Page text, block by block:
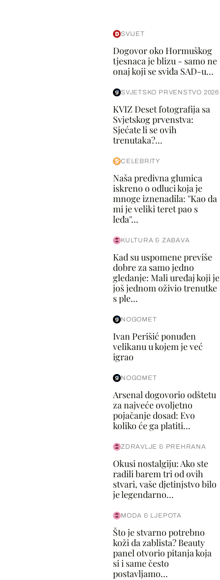
SVIJET
Dogovor oko Hormuškog
tjesnaca je blizu - samo ne
onaj koji se sviđa SAD-u...
SVJETSKO PRVENSTVO 2026
KVIZ Deset fotografija sa
Svjetskog prvenstva:
Sjećate li se ovih
trenutaka?...
CELEBRITY
Naša predivna glumica
iskreno o odluci koja je
mnoge iznenadila: ''Kao da
mi je veliki teret pao s
leđa''...
KULTURA & ZABAVA
Kad su uspomene previše
dobre za samo jedno
gledanje: Mali uređaj koji je
još jednom oživio trenutke
s ple...
NOGOMET
Ivan Perišić ponuđen
velikanu u kojem je već
igrao
NOGOMET
Arsenal dogovorio odštetu
za najveće ovoljetno
pojačanje dosad: Evo
koliko će ga platiti...
ZDRAVLJE & PREHRANA
Okusi nostalgiju: Ako ste
radili barem tri od ovih
stvari, vaše djetinjstvo bilo
je legendarno...
MODA & LJEPOTA
Što je stvarno potrebno
koži da zablista? Beauty
panel otvorio pitanja koja
si i same često
postavljamo...